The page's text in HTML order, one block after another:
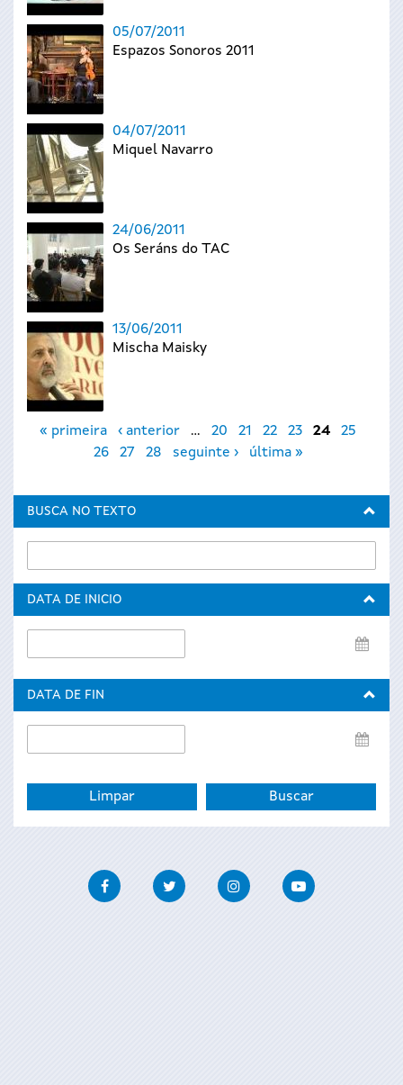
05/07/2011
Espazos Sonoros 2011
04/07/2011
Miquel Navarro
24/06/2011
Os Seráns do TAC
13/06/2011
Mischa Maisky
Páxinas
« primeira ‹ anterior … 20 21 22 23 24
25
26
27 28 seguinte › última »
BUSCA NO TEXTO
DATA DE INICIO
de
DATA DE FIN
de
FacebookTwitter InstagramYoutube